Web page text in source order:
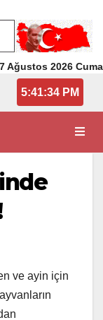
Ağustos 2026 Cuma
5:41:34 PM
ve ayin için